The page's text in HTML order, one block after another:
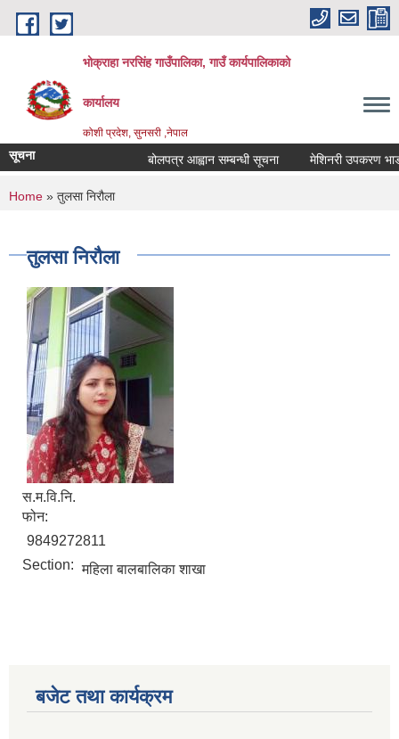
Skip to main content
भोक्राहा नरसिंह गाउँपालिका, गाउँ कार्यपालिकाको
कार्यालय
कोशी प्रदेश, सुनसरी ,नेपाल
सूचना बोलपत्र आह्वान सम्बन्धी सूचना मेशिनरी उपकरण
You are here
Home » तुलसा निरौला
तुलसा निरौला
स.म.वि.नि.
फोन:
9849272811
Section: महिला बालबालिका शाखा
बजेट तथा कार्यक्रम